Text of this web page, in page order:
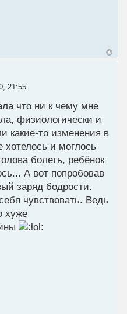
21:55
что ни к чему мне
физиологически и
какие-то изменения в
и моглось
болеть, ребёнок
А вот попробовав
заряд бодрости.
чувствовать. Ведь
хуже